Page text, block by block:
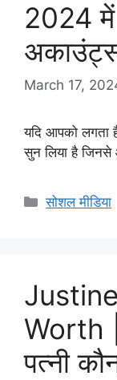
2024
March 17,
यदि आपको लगता
सुन लिया है
Categories
सोशल मीडिया
Worth
पत्नी